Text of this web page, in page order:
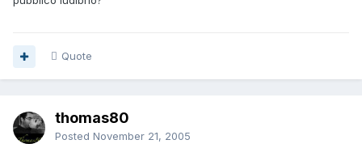
Quote
thomas80
Posted November 21, 2005